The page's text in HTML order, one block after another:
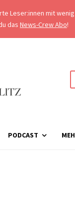
Leser:innen mit
das News-Crew Abo!
PODCAST